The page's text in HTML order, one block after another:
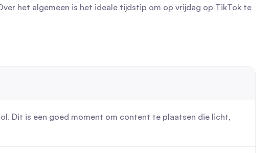
het algemeen is het ideale tijdstip om op vrijdag op TikTok te
Dit is een goed moment om content te plaatsen die licht,